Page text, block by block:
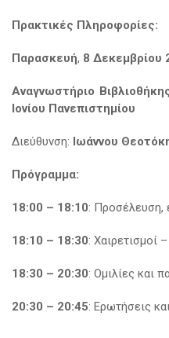
Πρακτικές Πληροφορίες:
Παρασκευή, 8 Δεκεμβρίου
Αναγνωστήριο
Ιονίου Πανεπιστημίου
Διεύθυνση: Ιωάννου
Πρόγραμμα:
18:00 – 18:10: Προσέλευση,
18:10 – 18:30: Χαιρετισμοί
18:30 – 20:30: Ομιλίες και
20:30 – 20:45: Ερωτήσεις